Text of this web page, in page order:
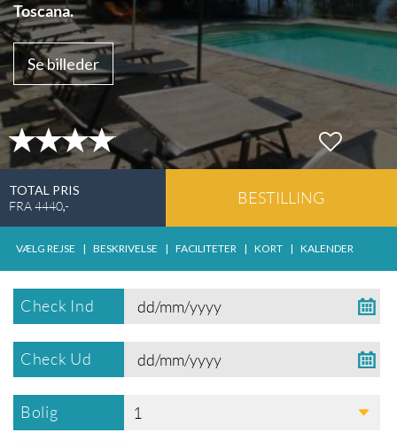
Toscana.
Se billeder
TOTAL PRIS
FRA4440,- BESTILLING
VÆLG REJSE | BESKRIVELSE | FACILITETER | KORT | KALENDER
Check Ind
Check Ud
Bolig 1